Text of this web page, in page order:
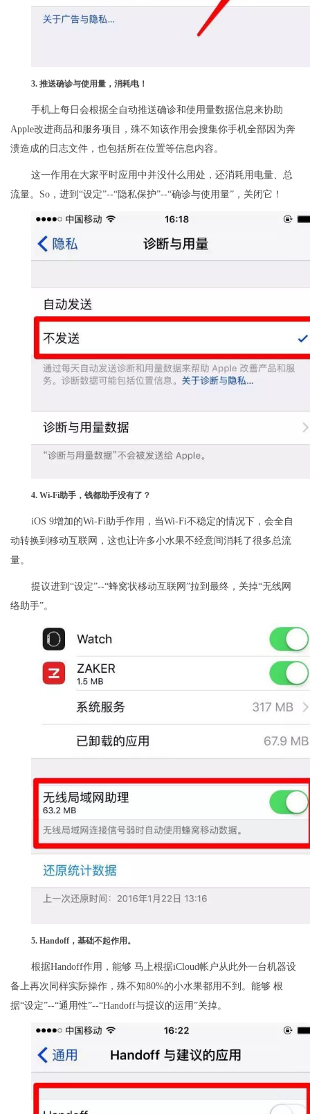
3. 推送确诊与使用量，消耗电！
手机上每日会根据全自动推送确诊和使用量数据信息来协助
Apple改进商品和服务项目，殊不知该作用会搜集你手机全部因为奔
溃造成的日志文件，也包括所在位置等信息内容。
这一作用在大家平时应用中并没什么用处，还消耗用电量、总
流量。So，进到“设定”--“隐私保护”--“确诊与使用量”，关闭它！
4. Wi-Fi助手，钱都助手没有了？
iOS 9增加的Wi-Fi助手作用，当Wi-Fi不稳定的情况下，会全自
动转换到移动互联网，这也让许多小水果不经意间消耗了很多总流
量。
提议进到“设定”--“蜂窝状移动互联网”拉到最终，关掉“无线网
络助手”。
5. Handoff，基础不起作用。
根据Handoff作用，能够 马上根据iCloud帐户从此外一台机器设
备上再次同样实际操作，殊不知80%的小水果都用不到。能够 根
据“设定”--“通用性”--“Handoff与提议的运用”关掉。